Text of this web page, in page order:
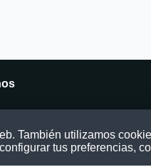
También utilizamos
tus preferencias,